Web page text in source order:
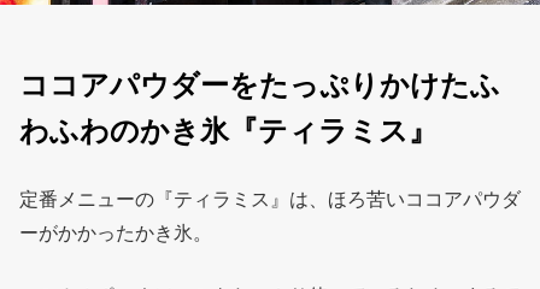
ココアパウダーをたっぷりかけたふ
わふわのかき氷『ティラミス』
定番メニューの『ティラミス』は、ほろ苦いココアパウダ
ーがかかったかき氷。